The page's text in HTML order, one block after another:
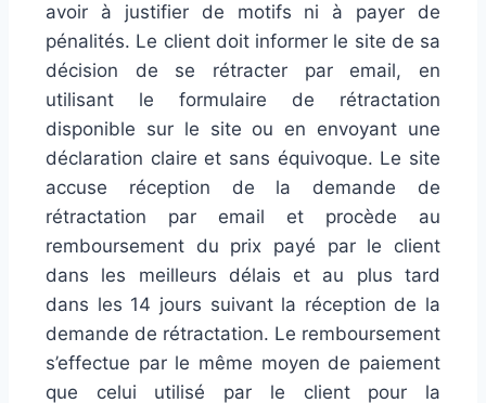
avoir à justifier de motifs ni à payer de
pénalités. Le client doit informer le site de sa
décision de se rétracter par email, en
utilisant le formulaire de rétractation
disponible sur le site ou en envoyant une
déclaration claire et sans équivoque. Le site
accuse réception de la demande de
rétractation par email et procède au
remboursement du prix payé par le client
dans les meilleurs délais et au plus tard
dans les 14 jours suivant la réception de la
demande de rétractation. Le remboursement
s’effectue par le même moyen de paiement
que celui utilisé par le client pour la